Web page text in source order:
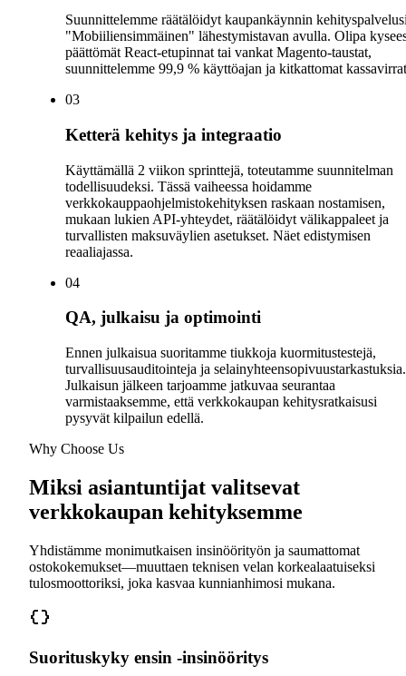
Suunnittelemme räätälöidyt kaupankäynnin
"Mobiiliensimmäinen" lähestymistavan avulla. Olipa
päättömät React-etupinnat tai vankat Magento-taustat,
suunnittelemme 99,9 % käyttöajan ja kitkattomat
03
Ketterä kehitys ja integraatio
Käyttämällä 2 viikon sprinttejä, toteutamme suunnitelman
todellisuudeksi. Tässä vaiheessa hoidamme
verkkokauppaohjelmistokehityksen raskaan nostamisen,
mukaan lukien API-yhteydet, räätälöidyt välikappaleet ja
turvallisten maksuväylien asetukset. Näet edistymisen
reaaliajassa.
04
QA, julkaisu ja optimointi
Ennen julkaisua suoritamme tiukkoja kuormitustestejä,
turvallisuusauditointeja ja selainyhteensopivuustarkastuksia.
Julkaisun jälkeen tarjoamme jatkuvaa seurantaa
varmistaaksemme, että verkkokaupan kehitysratkaisusi
pysyvät kilpailun edellä.
Why Choose Us
Miksi asiantuntijat valitsevat
verkkokaupan kehityksemme
Yhdistämme monimutkaisen insinöörityön ja saumattomat
ostokokemukset—muuttaen teknisen velan korkealaatuiseksi
tulosmoottoriksi, joka kasvaa kunnianhimosi mukana.
Suorituskyky ensin -insinööritys